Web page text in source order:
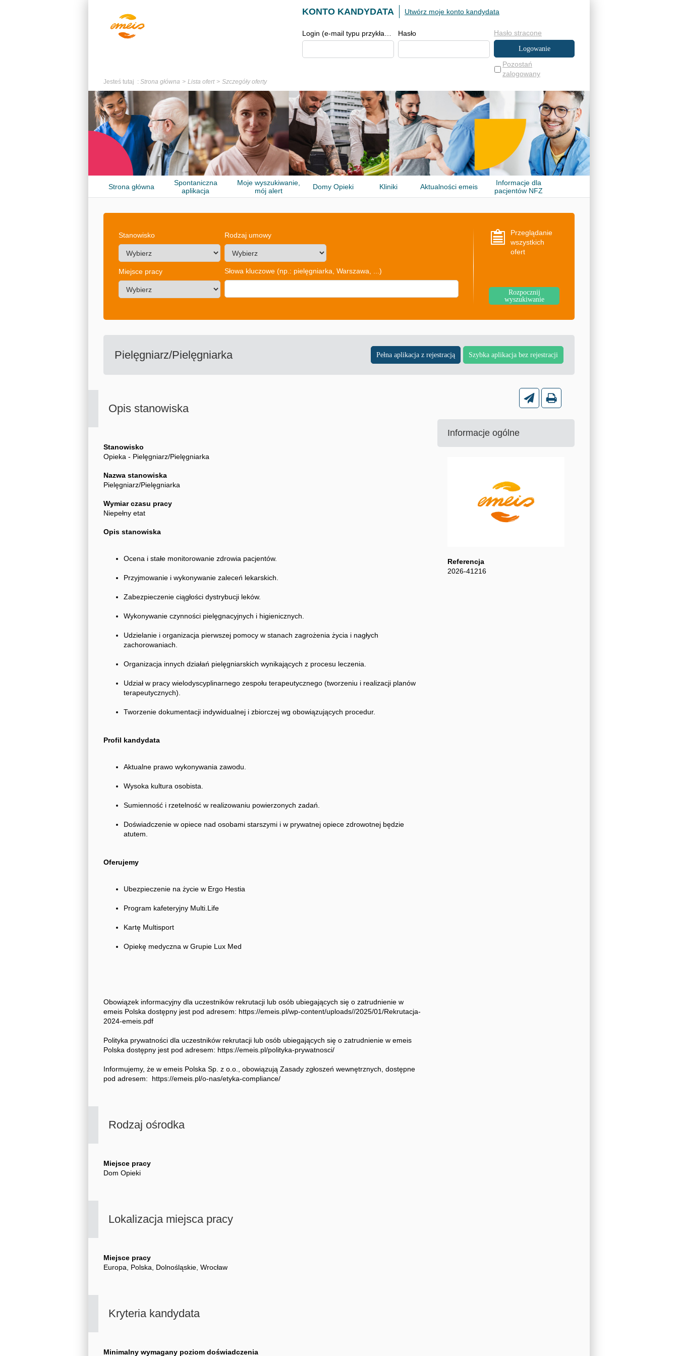
KONTO KANDYDATA
Hasło
Pozostań
zalogowany
Hasło stracone
Utwórz moje konto kandydata
Jesteś tutaj : Strona główna Lista ofert Szczegóły oferty
Strona główna
Spontaniczna
aplikacja
Moje wyszukiwanie,
mój alert
Domy Opieki Kliniki Aktualności emeis
Informacje dla
pacjentów NFZ
Stanowisko Rodzaj umowy
Miejsce pracy Słowa kluczowe (np.: pielęgniarka, Warszawa, ...)
Przeglądanie
wszystkich
ofert
Pielęgniarz/Pielęgniarka
Opis stanowiska
Stanowisko
Opieka - Pielęgniarz/Pielęgniarka
Nazwa stanowiska
Pielęgniarz/Pielęgniarka
Wymiar czasu pracy
Niepełny etat
Opis stanowiska
Ocena i stałe monitorowanie zdrowia pacjentów.
Przyjmowanie i wykonywanie zaleceń lekarskich.
Zabezpieczenie ciągłości dystrybucji leków.
Wykonywanie czynności pielęgnacyjnych i higienicznych.
Udzielanie i organizacja pierwszej pomocy w stanach zagrożenia życia i nagłych
zachorowaniach.
Organizacja innych działań pielęgniarskich wynikających z procesu leczenia.
Udział w pracy wielodyscyplinarnego zespołu terapeutycznego (tworzeniu i realizacji planów
terapeutycznych).
Tworzenie dokumentacji indywidualnej i zbiorczej wg obowiązujących procedur.
Profil kandydata
Aktualne prawo wykonywania zawodu.
Wysoka kultura osobista.
Sumienność i rzetelność w realizowaniu powierzonych zadań.
Doświadczenie w opiece nad osobami starszymi i w prywatnej opiece zdrowotnej będzie
atutem.
Oferujemy
Ubezpieczenie na życie w Ergo Hestia
Program kafeteryjny Multi.Life
Kartę Multisport
Opiekę medyczna w Grupie Lux Med
Obowiązek informacyjny dla uczestników rekrutacji lub osób ubiegających się o zatrudnienie w
emeis Polska dostępny jest pod adresem: https://emeis.pl/wp-content/uploads//2025/01/Rekrutacja-
2024-emeis.pdf
Polityka prywatności dla uczestników rekrutacji lub osób ubiegających się o zatrudnienie w emeis
Polska dostępny jest pod adresem: https://emeis.pl/polityka-prywatnosci/
Informujemy, że w emeis Polska Sp. z o.o., obowiązują Zasady zgłoszeń wewnętrznych, dostępne
pod adresem: https://emeis.pl/o-nas/etyka-compliance/
Rodzaj ośrodka
Miejsce pracy
Dom Opieki
Lokalizacja miejsca pracy
Miejsce pracy
Europa, Polska, Dolnośląskie, Wrocław
Kryteria kandydata
Minimalny wymagany poziom doświadczenia
Informacje ogólne
Referencja
2026-41216